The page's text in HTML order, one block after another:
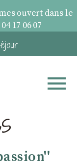
ouvert dans le
17 06 07